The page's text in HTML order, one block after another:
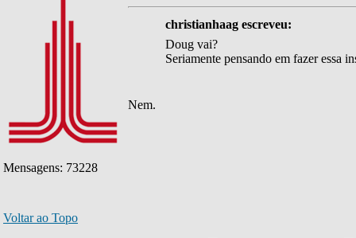
Mensagens: 73228
christianhaag escreveu:
Doug vai?
Seriamente pensando em fazer essa
Nem.
Voltar ao Topo